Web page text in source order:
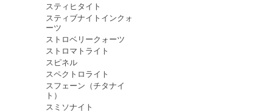
スティヒタイト
スティブナイトインクォ
ーツ
ストロベリークォーツ
ストロマトライト
スピネル
スペクトロライト
スフェーン（チタナイ
ト）
スミソナイト